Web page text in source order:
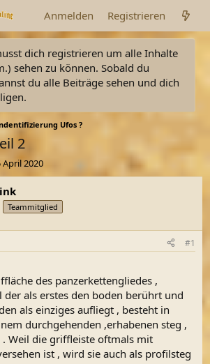
Anmelden Registrieren
dich registrieren um alle Inhalte
sehen zu können. Sobald du
du alle Beiträge sehen und dich
Ufos ?
2
April 2020
Teammitglied
#1
des panzerkettengliedes ,
als erstes den boden berührt und
als einziges aufliegt , besteht in
durchgehenden ,erhabenen steg ,
Weil die griffleiste oftmals mit
ist , wird sie auch als profilsteg